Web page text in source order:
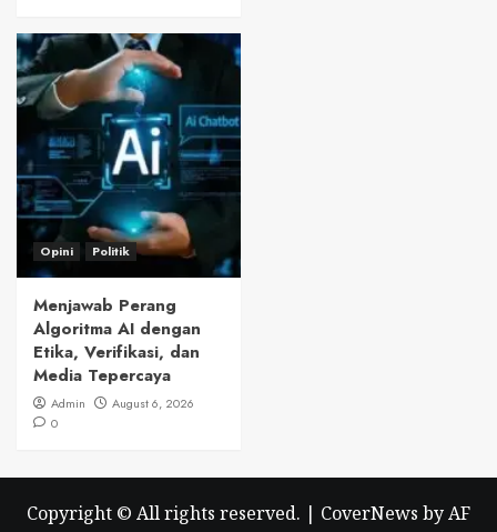
Opini Politik
Menjawab Perang
Algoritma AI dengan
Etika, Verifikasi, dan
Media Tepercaya
Admin
August 6, 2026
0
Copyright © All rights reserved. | CoverNews by AF